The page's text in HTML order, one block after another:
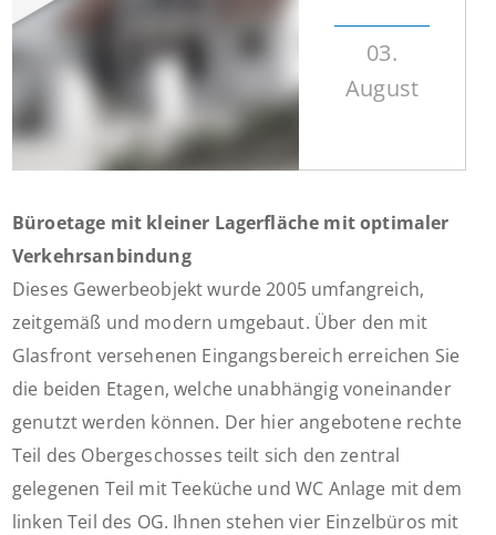
03.
August
Büroetage mit kleiner Lagerfläche mit optimaler
Verkehrsanbindung
Dieses Gewerbeobjekt wurde 2005 umfangreich,
zeitgemäß und modern umgebaut. Über den mit
Glasfront versehenen Eingangsbereich erreichen Sie
die beiden Etagen, welche unabhängig voneinander
genutzt werden können. Der hier angebotene rechte
Teil des Obergeschosses teilt sich den zentral
gelegenen Teil mit Teeküche und WC Anlage mit dem
linken Teil des OG. Ihnen stehen vier Einzelbüros mit